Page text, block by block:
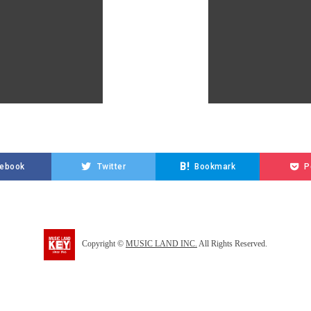
Twitter B! Bookmark
Copyright © MUSIC LAND INC. All Rights Reserved.